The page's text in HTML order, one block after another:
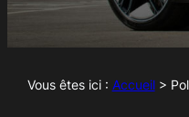
Vous êtes ici : Accueil>